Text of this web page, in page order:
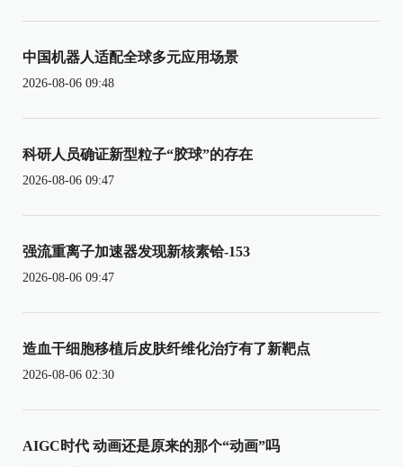
中国机器人适配全球多元应用场景
2026-08-06 09:48
科研人员确证新型粒子“胶球”的存在
2026-08-06 09:47
强流重离子加速器发现新核素铪-153
2026-08-06 09:47
造血干细胞移植后皮肤纤维化治疗有了新靶点
2026-08-06 02:30
AIGC时代 动画还是原来的那个“动画”吗